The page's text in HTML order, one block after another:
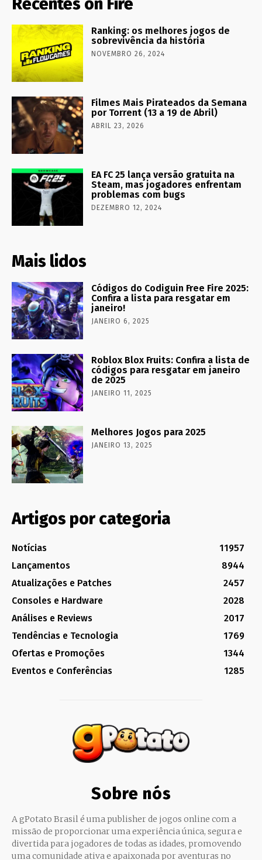
Recentes on Fire
Ranking: os melhores jogos de
sobrevivência da história
NOVEMBRO 26, 2024
Filmes Mais Pirateados da Semana
por Torrent (13 a 19 de Abril)
ABRIL 23, 2026
EA FC 25 lança versão gratuita na
Steam, mas jogadores enfrentam
problemas com bugs
DEZEMBRO 12, 2024
Mais lidos
Códigos do Codiguin Free Fire 2025:
Confira a lista para resgatar em
janeiro!
JANEIRO 6, 2025
Roblox Blox Fruits: Confira a lista de
códigos para resgatar em janeiro
de 2025
JANEIRO 11, 2025
Melhores Jogos para 2025
JANEIRO 13, 2025
Artigos por categoria
Notícias
11957
Lançamentos
8944
Atualizações e Patches
2457
Consoles e Hardware
2028
Análises e Reviews
2017
Tendências e Tecnologia
1769
Ofertas e Promoções
1344
Eventos e Conferências
1285
Sobre nós
A gPotato Brasil é uma publisher de jogos online com a
missão de proporcionar uma experiência única, segura e
divertida para jogadores de todas as idades, promovendo
uma comunidade ativa e apaixonada por aventuras no